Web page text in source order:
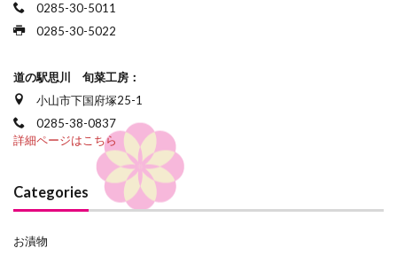
0285-30-5011
0285-30-5022
道の駅思川 旬菜工房：
小山市下国府塚25-1
0285-38-0837
詳細ページはこちら
Categories
お漬物